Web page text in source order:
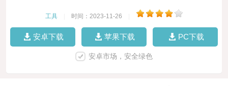
工具 时间：2023-11-26
安卓下载 苹果下载 PC下载
安卓市场，安全绿色